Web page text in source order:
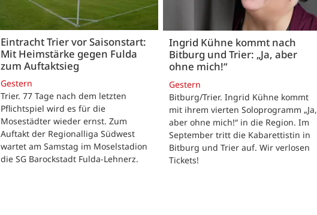
Eintracht Trier vor Saisonstart:
Mit Heimstärke gegen Fulda
zum Auftaktsieg
Gestern
Trier. 77 Tage nach dem letzten
Pflichtspiel wird es für die
Mosestädter wieder ernst. Zum
Auftakt der Regionalliga Südwest
wartet am Samstag im Moselstadion
die SG Barockstadt Fulda-Lehnerz.
Ingrid Kühne kommt nach
Bitburg und Trier: „Ja, aber
ohne mich!“
Gestern
Bitburg/Trier. Ingrid Kühne kommt
mit ihrem vierten Soloprogramm „Ja,
aber ohne mich!“ in die Region. Im
September tritt die Kabarettistin in
Bitburg und Trier auf. Wir verlosen
Tickets!